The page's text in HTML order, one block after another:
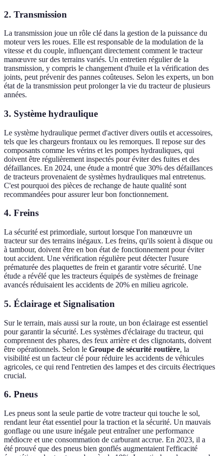
2. Transmission
La transmission joue un rôle clé dans la gestion de la puissance du
moteur vers les roues. Elle est responsable de la modulation de la
vitesse et du couple, influençant directement comment le tracteur
manœuvre sur des terrains variés. Un entretien régulier de la
transmission, y compris le changement d'huile et la vérification des
joints, peut prévenir des pannes coûteuses. Selon les experts, un bon
état de la transmission peut prolonger la vie du tracteur de plusieurs
années.
3. Système hydraulique
Le système hydraulique permet d'activer divers outils et accessoires,
tels que les chargeurs frontaux ou les remorques. Il repose sur des
composants comme les vérins et les pompes hydrauliques, qui
doivent être régulièrement inspectés pour éviter des fuites et des
défaillances. En 2024, une étude a montré que 30% des défaillances
de tracteurs provenaient de systèmes hydrauliques mal entretenus.
C'est pourquoi des pièces de rechange de haute qualité sont
recommandées pour assurer leur bon fonctionnement.
4. Freins
La sécurité est primordiale, surtout lorsque l'on manœuvre un
tracteur sur des terrains inégaux. Les freins, qu'ils soient à disque ou
à tambour, doivent être en bon état de fonctionnement pour éviter
tout accident. Une vérification régulière peut détecter l'usure
prématurée des plaquettes de frein et garantir votre sécurité. Une
étude a révélé que les tracteurs équipés de systèmes de freinage
avancés réduisaient les accidents de 20% en milieu agricole.
5. Éclairage et Signalisation
Sur le terrain, mais aussi sur la route, un bon éclairage est essentiel
pour garantir la sécurité. Les systèmes d'éclairage du tracteur, qui
comprennent des phares, des feux arrière et des clignotants, doivent
être opérationnels. Selon le Groupe de sécurité routière, la
visibilité est un facteur clé pour réduire les accidents de véhicules
agricoles, ce qui rend l'entretien des lampes et des circuits électriques
crucial.
6. Pneus
Les pneus sont la seule partie de votre tracteur qui touche le sol,
rendant leur état essentiel pour la traction et la sécurité. Un mauvais
gonflage ou une usure inégale peut entraîner une performance
médiocre et une consommation de carburant accrue. En 2023, il a
été prouvé que des pneus bien gonflés augmentaient l'efficacité